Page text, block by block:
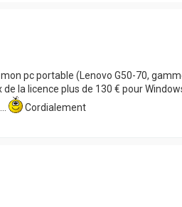
pc portable (Lenovo G50-70,
la licence plus de 130 € pour
Cordialement